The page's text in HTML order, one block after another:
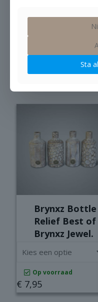
Brynxz Jug
32,95
Brynxz Bottle
Relief Best of
Brynxz Jewel.
Op voorraad
€ 7,95
Dit
Sta